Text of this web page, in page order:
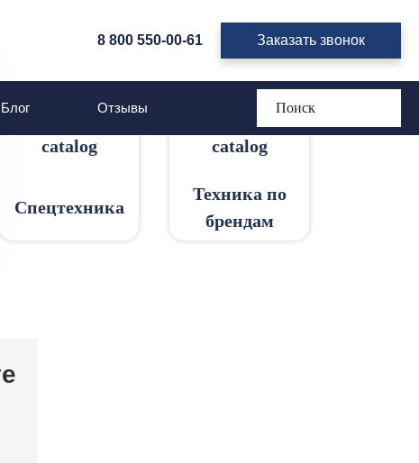
8 800 550-00-61 Заказать звонок
Блог Отзывы
Спецтехника
Техника по
брендам